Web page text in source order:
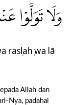
وَلَا تَوَلَّوْا
wa lā
Allah dan
Nya, padahal